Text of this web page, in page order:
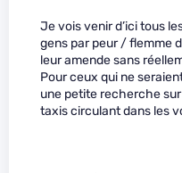
Je vois venir d’ici tous
gens par peur / flemme
leur amende sans
Pour ceux qui ne
une petite recherche
taxis circulant dans les